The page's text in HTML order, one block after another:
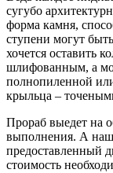
сугубо
форма камня,
ступени могут
хочется оставить
шлифованным, а
полнопиленной
крыльца –
Прораб выедет на
выполнения. А
предоставленный
стоимость